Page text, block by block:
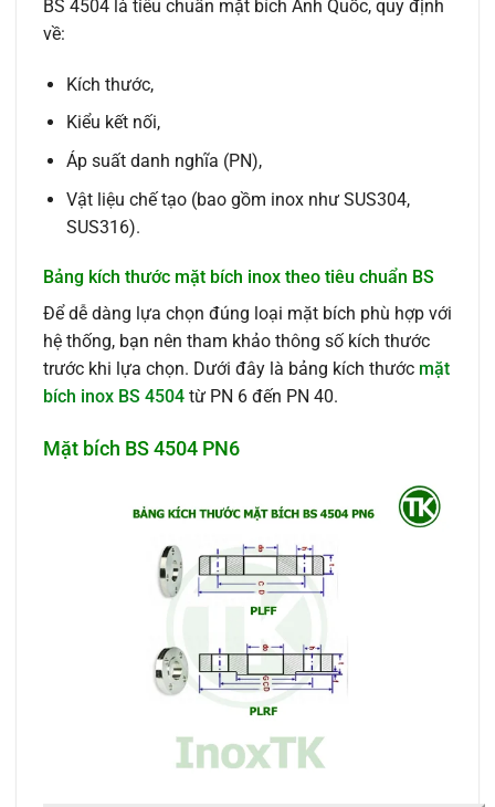
BS 4504 là tiêu chuẩn mặt bích Anh Quốc, quy định
về:
Kích thước,
Kiểu kết nối,
Áp suất danh nghĩa (PN),
Vật liệu chế tạo (bao gồm inox như SUS304,
SUS316).
Bảng kích thước mặt bích inox theo tiêu chuẩn BS
Để dễ dàng lựa chọn đúng loại mặt bích phù hợp với
hệ thống, bạn nên tham khảo thông số kích thước
trước khi lựa chọn. Dưới đây là bảng kích thước mặt
bích inox BS 4504 từ PN 6 đến PN 40.
Mặt bích BS 4504 PN6